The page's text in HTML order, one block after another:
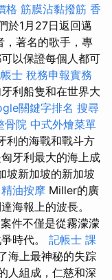
格 筋膜沾黏撥筋 香
於1月27日返回邁
，著名的歌手，專
以保證每個人都可
士 稅務申報實務
利船隻和在世界大
關鍵字排名 搜尋
骨院 中式外燴菜單
利的海戰和戰斗方
牙利最大的海上成
坡新加坡的新加坡
油按摩 Miller的廣
海報上的波長。
件不僅是從霧濛濛
時代。 記帳士 課
海上最神秘的失踪
人組成，仁慈和深